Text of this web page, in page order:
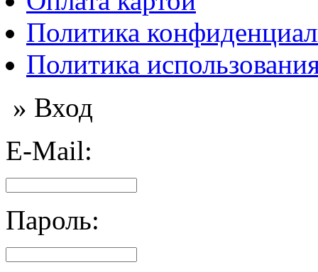
Политика
Политика
» Вход
E-Mail:
Пароль: